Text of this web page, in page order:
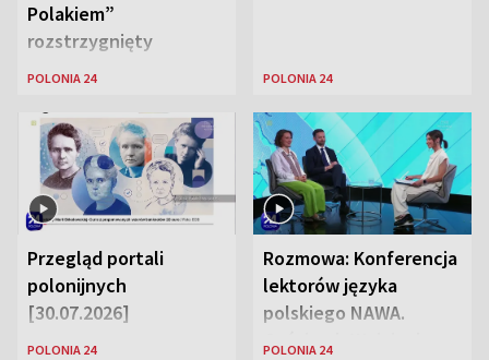
Polakiem”
rozstrzygnięty
POLONIA 24 POLONIA 24
Przegląd portali
polonijnych
[30.07.2026]
POLONIA 24
Rozmowa: Konferencja
lektorów języka
polskiego NAWA.
Goście: dr Wojciech
POLONIA 24